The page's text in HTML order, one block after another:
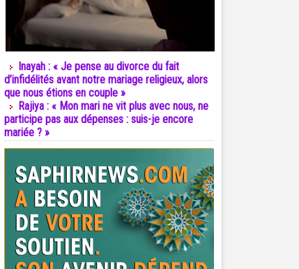
Inayah : « Je pense au divorce du fait
d’infidélités avant notre mariage religieux, alors
que nous étions en couple »
Rajiya : « Mon mari ne vit plus avec nous, ne
participe pas aux dépenses : suis-je encore
mariée ? »